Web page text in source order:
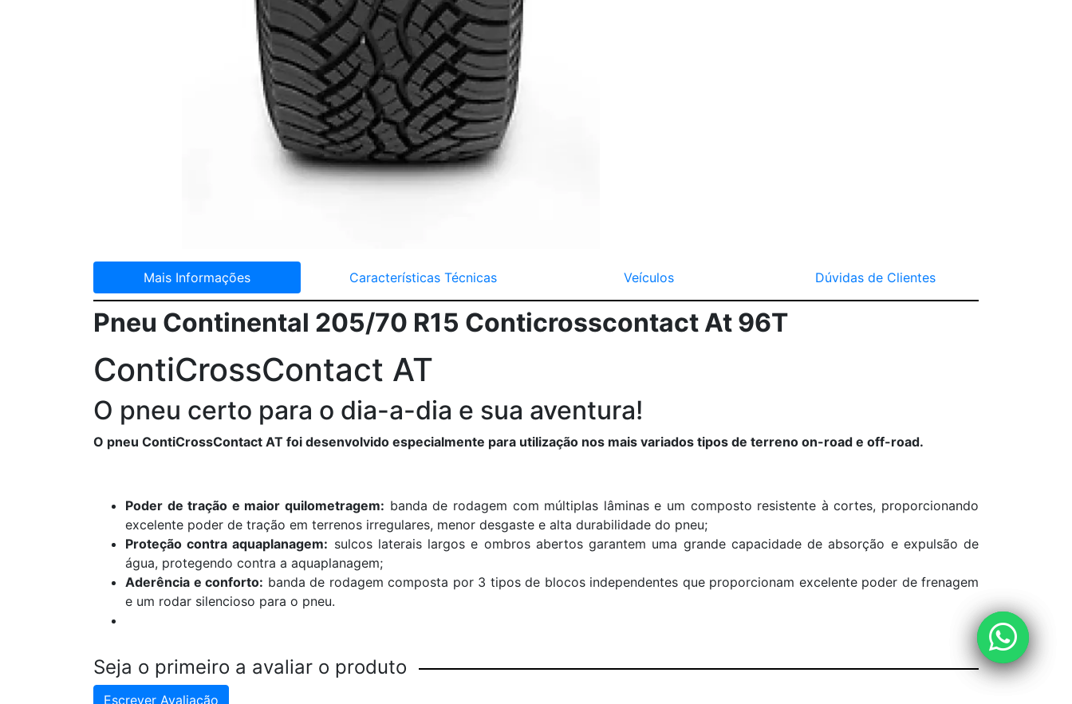
Mais Informações Características Técnicas Veículos Dúvidas de Clientes
Pneu Continental 205/70 R15 Conticrosscontact At 96T
ContiCrossContact AT
O pneu certo para o dia-a-dia e sua aventura!
O pneu ContiCrossContact AT foi desenvolvido especialmente para utilização nos mais variados tipos de terreno on-road e off-road.
Poder de tração e maior quilometragem: banda de rodagem com múltiplas lâminas e um composto resistente à cortes, proporcionando
excelente poder de tração em terrenos irregulares, menor desgaste e alta durabilidade do pneu;
Proteção contra aquaplanagem: sulcos laterais largos e ombros abertos garantem uma grande capacidade de absorção e expulsão de
água, protegendo contra a aquaplanagem;
Aderência e conforto: banda de rodagem composta por 3 tipos de blocos independentes que proporcionam excelente poder de frenagem
e um rodar silencioso para o pneu.
Seja o primeiro a avaliar o produto
Escrever Avaliação